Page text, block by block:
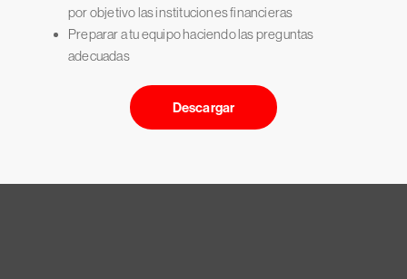
por objetivo las instituciones financieras
Preparar a tu equipo haciendo las preguntas
adecuadas
Descargar